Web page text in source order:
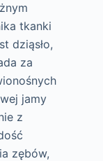
tkanki
dziąsło,
za
jamy
z
zębów,